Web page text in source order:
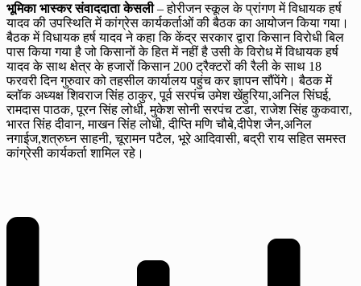
भूमिका भास्कर संवाददाता केसली– होरीजन स्कूल के प्रांगण में विधायक हर्ष
यादव की उपस्थिति में कांग्रेस कार्यकर्ताओं की बैठक का आयोजन किया गया।
बैठक में विधायक हर्ष यादव ने कहा कि केंद्र सरकार द्वारा किसान विरोधी बिल
पास किया गया है जो किसानों के हित में नहीं है उसी के विरोध में विधायक हर्ष
यादव के साथ क्षेत्र के हजारों किसान 200 ट्रैक्टरों की रैली के साथ 18
फरवरी दिन गुरुवार को तहसील कार्यालय पहुंच कर ज्ञापन सौंपेंगे। बैठक में
ब्लॉक अध्यक्ष शिवराज सिंह ठाकुर, पूर्व सरपंच उमेश खेंहुरिया,अनिल सिंघई,
रामदास पाठक, पूरन सिंह लोधी, मुकेश सोनी सरपंच टडा, राजेश सिंह कुकवारा,
भारत सिंह दीवान, माखन सिंह लोधी, दीप्ति मणि चौबे,दीपेश जैन,अनिल
नगाईज,शत्रुघ्न साहनी, चूरामन पटैल, भूरे आदिवासी, बद्री राय सहित समस्त
कांग्रेसी कार्यकर्ता शामिल रहे।